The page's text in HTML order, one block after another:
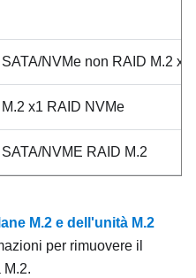
NVMe non RAID M.2 x4
x1 RAID NVMe
NVME RAID M.2
M.2 e dell'unità M.2
per rimuovere il
M.2.